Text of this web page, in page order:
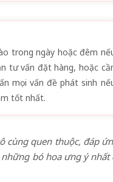
trong ngày hoặc đêm
tư vấn đặt hàng, hoặc
mọi vấn đề phát sinh
tốt nhất.
cùng quen thuộc, đáp
bó hoa ưng ý